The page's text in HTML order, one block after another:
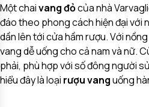
Một chaivang đỏcủa nhà
đáo theo phong cách hiện đại với
dần lên tới cửa hầm rượu. Với
vang dễ uống cho cả nam và nữ.
phải, phù hợp với số đông người
hiểu đây là loại rượu vanguống